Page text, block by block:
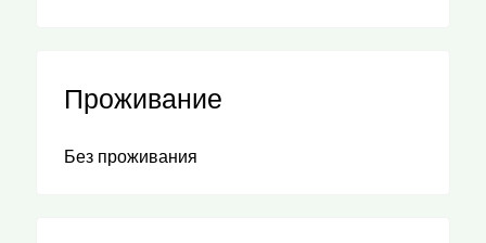
Проживание
Без проживания